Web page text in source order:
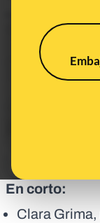
En corto:
Clara